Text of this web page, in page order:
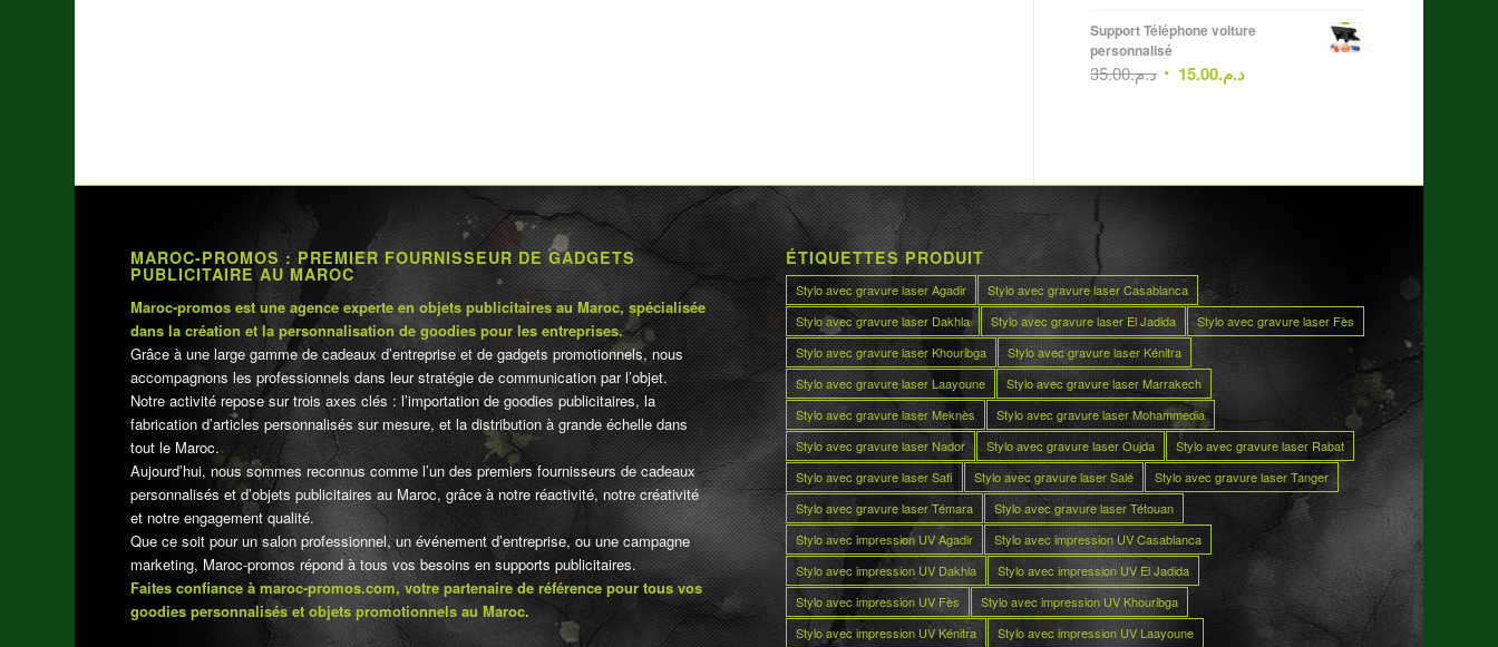
Support Téléphone voiture
personnalisé
د.م.35.00 د.م.15.00
MAROC-PROMOS : PREMIER FOURNISSEUR DE GADGETS
PUBLICITAIRE AU MAROC
Maroc-promos est une agence experte en objets publicitaires au Maroc, spécialisée
dans la création et la personnalisation de goodies pour les entreprises.
Grâce à une large gamme de cadeaux d’entreprise et de gadgets promotionnels, nous
accompagnons les professionnels dans leur stratégie de communication par l’objet.
Notre activité repose sur trois axes clés : l’importation de goodies publicitaires, la
fabrication d’articles personnalisés sur mesure, et la distribution à grande échelle dans
tout le Maroc.
Aujourd’hui, nous sommes reconnus comme l’un des premiers fournisseurs de cadeaux
personnalisés et d’objets publicitaires au Maroc, grâce à notre réactivité, notre créativité
et notre engagement qualité.
Que ce soit pour un salon professionnel, un événement d’entreprise, ou une campagne
marketing, Maroc-promos répond à tous vos besoins en supports publicitaires.
Faites confiance à maroc-promos.com, votre partenaire de référence pour tous vos
goodies personnalisés et objets promotionnels au Maroc.
ÉTIQUETTES PRODUIT
Stylo avec gravure laser Agadir
Stylo avec gravure laser Casablanca
Stylo avec gravure laser Dakhla
Stylo avec gravure laser El Jadida
Stylo avec gravure laser Fès
Stylo avec gravure laser Khouribga
Stylo avec gravure laser Kénitra
Stylo avec gravure laser Laayoune
Stylo avec gravure laser Marrakech
Stylo avec gravure laser Meknès
Stylo avec gravure laser Mohammedia
Stylo avec gravure laser Nador
Stylo avec gravure laser Oujda
Stylo avec gravure laser Rabat
Stylo avec gravure laser Safi
Stylo avec gravure laser Salé
Stylo avec gravure laser Tanger
Stylo avec gravure laser Témara
Stylo avec gravure laser Tétouan
Stylo avec impression UV Agadir
Stylo avec impression UV Casablanca
Stylo avec impression UV Dakhla
Stylo avec impression UV El Jadida
Stylo avec impression UV Fès
Stylo avec impression UV Khouribga
Stylo avec impression UV Kénitra
Stylo avec impression UV Laayoune